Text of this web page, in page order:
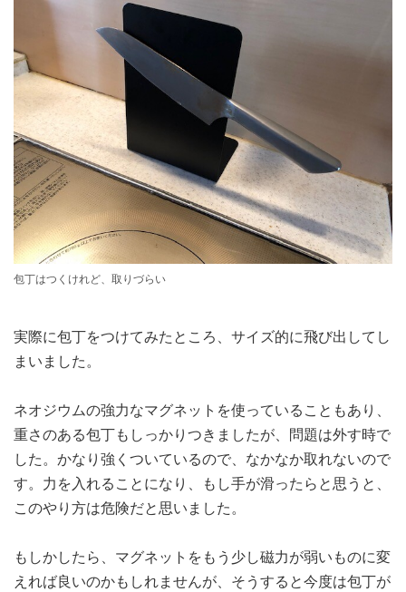
包丁はつくけれど、取りづらい
実際に包丁をつけてみたところ、サイズ的に飛び出してし
まいました。
ネオジウムの強力なマグネットを使っていることもあり、
重さのある包丁もしっかりつきましたが、問題は外す時で
した。かなり強くついているので、なかなか取れないので
す。力を入れることになり、もし手が滑ったらと思うと、
このやり方は危険だと思いました。
もしかしたら、マグネットをもう少し磁力が弱いものに変
えれば良いのかもしれませんが、そうすると今度は包丁が